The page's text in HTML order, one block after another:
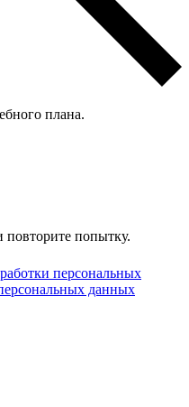
плана.
попытку.
персональных
данных